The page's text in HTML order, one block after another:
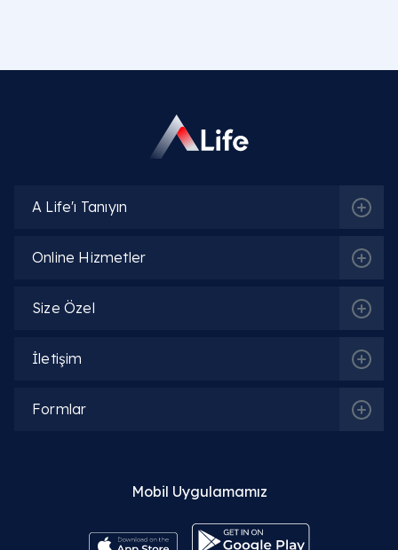
Dermatoloji (Cildiye)
A Life'ı Tanıyın
Online Hizmetler
Size Özel
İletişim
Formlar
Mobil Uygulamamız